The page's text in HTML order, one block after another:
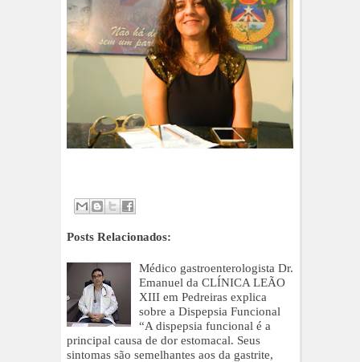
Posts Relacionados:
Médico gastroenterologista Dr.
Emanuel da CLÍNICA LEÃO
XIII em Pedreiras explica
sobre a Dispepsia Funcional
“A dispepsia funcional é a
principal causa de dor estomacal. Seus
sintomas são semelhantes aos da gastrite,